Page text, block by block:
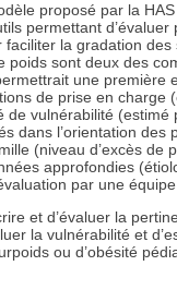
proposé par la
permettant
la gradation
poids sont deux des
une
de prise en charge
de vulnérabilité
dans l’orientation
(niveau d’excès de
approfondies
par une
et d’évaluer la
la vulnérabilité et
ou d’obésité